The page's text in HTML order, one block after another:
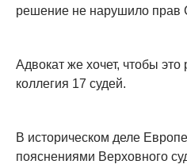
решение не нарушило прав
Адвокат же хочет, чтобы
коллегия 17 судей.
В историческом деле
пояснениями Верховного